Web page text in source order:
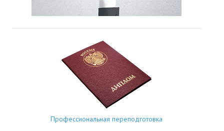
Профессиональная переподготовка